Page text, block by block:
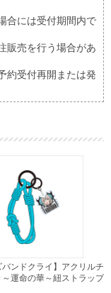
合には受付期間内で
販売を行う場合があ
約受付再開または発
バンドクライ】アクリルチ
～運命の華～紐ストラップ